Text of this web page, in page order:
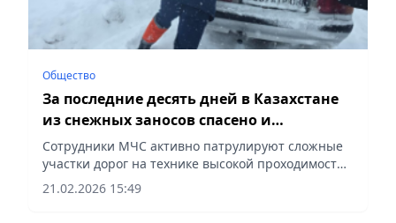
Общество
За последние десять дней в Казахстане
из снежных заносов спасено и
эвакуировано 145 человек
Сотрудники МЧС активно патрулируют сложные
участки дорог на технике высокой проходимости,
сообщает Vecher.kz.
21.02.2026 15:49